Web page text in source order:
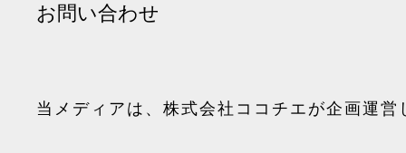
お問い合わせ
当メディアは、 株式会社ココチエが企画運営